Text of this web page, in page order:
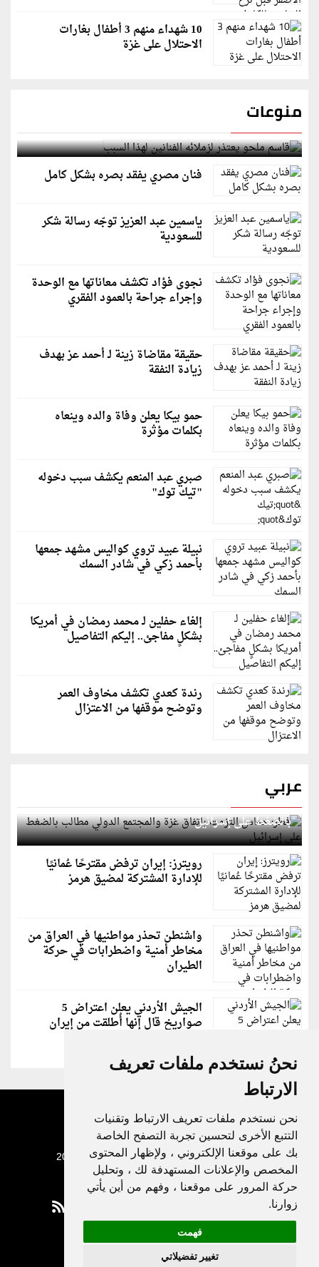
نحنُ نستخدم ملفات تعريف
الارتباط
نحن نستخدم ملفات تعريف الارتباط وتقنيات
التتبع الأخرى لتحسين تجربة التصفح الخاصة
بك على موقعنا الإلكتروني ، ولإظهار المحتوى
المخصص والإعلانات المستهدفة لك ، وتحليل
حركة المرور على موقعنا ، وفهم من أين يأتي
زوارنا.
فهمت
تغيير تفضيلاتي
10 شهداء منهم 3 أطفال بغارات
الاحتلال على غزة
منوعات
قاسم ملحو يعتذر لزملائه الفنانين لهذا السبب
فنان مصري يفقد بصره بشكل كامل
ياسمين عبد العزيز توجّه رسالة شكر
للسعودية
نجوى فؤاد تكشف معاناتها مع الوحدة
وإجراء جراحة بالعمود الفقري
حقيقة مقاضاة زينة لـ أحمد عز بهدف
زيادة النفقة
حمو بيكا يعلن وفاة والده وينعاه
بكلمات مؤثرة
صبري عبد المنعم يكشف سبب دخوله
"تيك توك"
نبيلة عبيد تروي كواليس مشهد جمعها
بأحمد زكي في شادر السمك
إلغاء حفلين لـ محمد رمضان في أمريكا
بشكلٍ مفاجئ.. إليكم التفاصيل
رندة كعدي تكشف مخاوف العمر
وتوضح موقفها من الاعتزال
عربي
قطر: حماس التزمت باتفاق غزة والمجتمع الدولي مطالب
بالضغط على إسرائيل
رويترز: إيران ترفض مقترحًا عُمانيًا
للإدارة المشتركة لمضيق هرمز
واشنطن تحذر مواطنيها في العراق من
مخاطر أمنية واضطرابات في حركة
الطيران
الجيش الأردني يعلن اعتراض 5
صواريخ قال إنها أُطلقت من إيران
جميع الحقوق محفوظة لدنيا الوطن © 2003 - 2022
Privacy Policy